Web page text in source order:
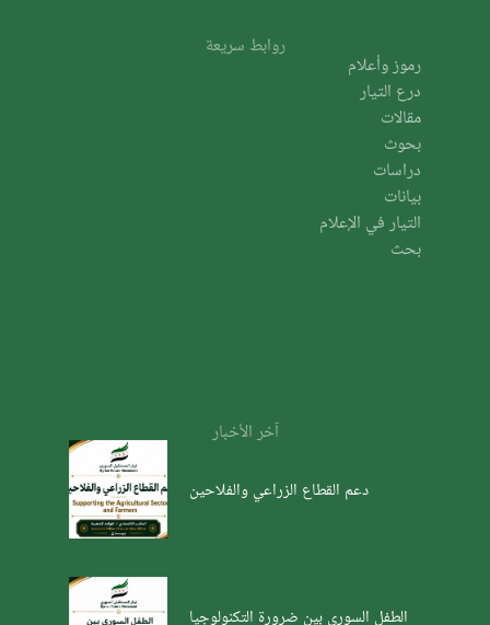
روابط سريعة
رموز وأعلام
درع التيار
مقالات
بحوث
دراسات
بيانات
التيار في الإعلام
بحث
آخر الأخبار
دعم القطاع الزراعي والفلاحين
الطفل السوري بين ضرورة التكنولوجيا